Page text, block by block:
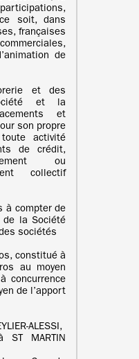
soit, dans
françaises
de
et des
et la
et
son propre
activité
de crédit,
ou
collectif
à compter de
de la Société
sociétés
constitué à
au moyen
concurrence
de l’apport
ALESSI,
MARTIN